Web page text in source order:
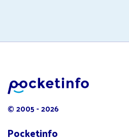
© 2005 - 2026
Pocketinfo